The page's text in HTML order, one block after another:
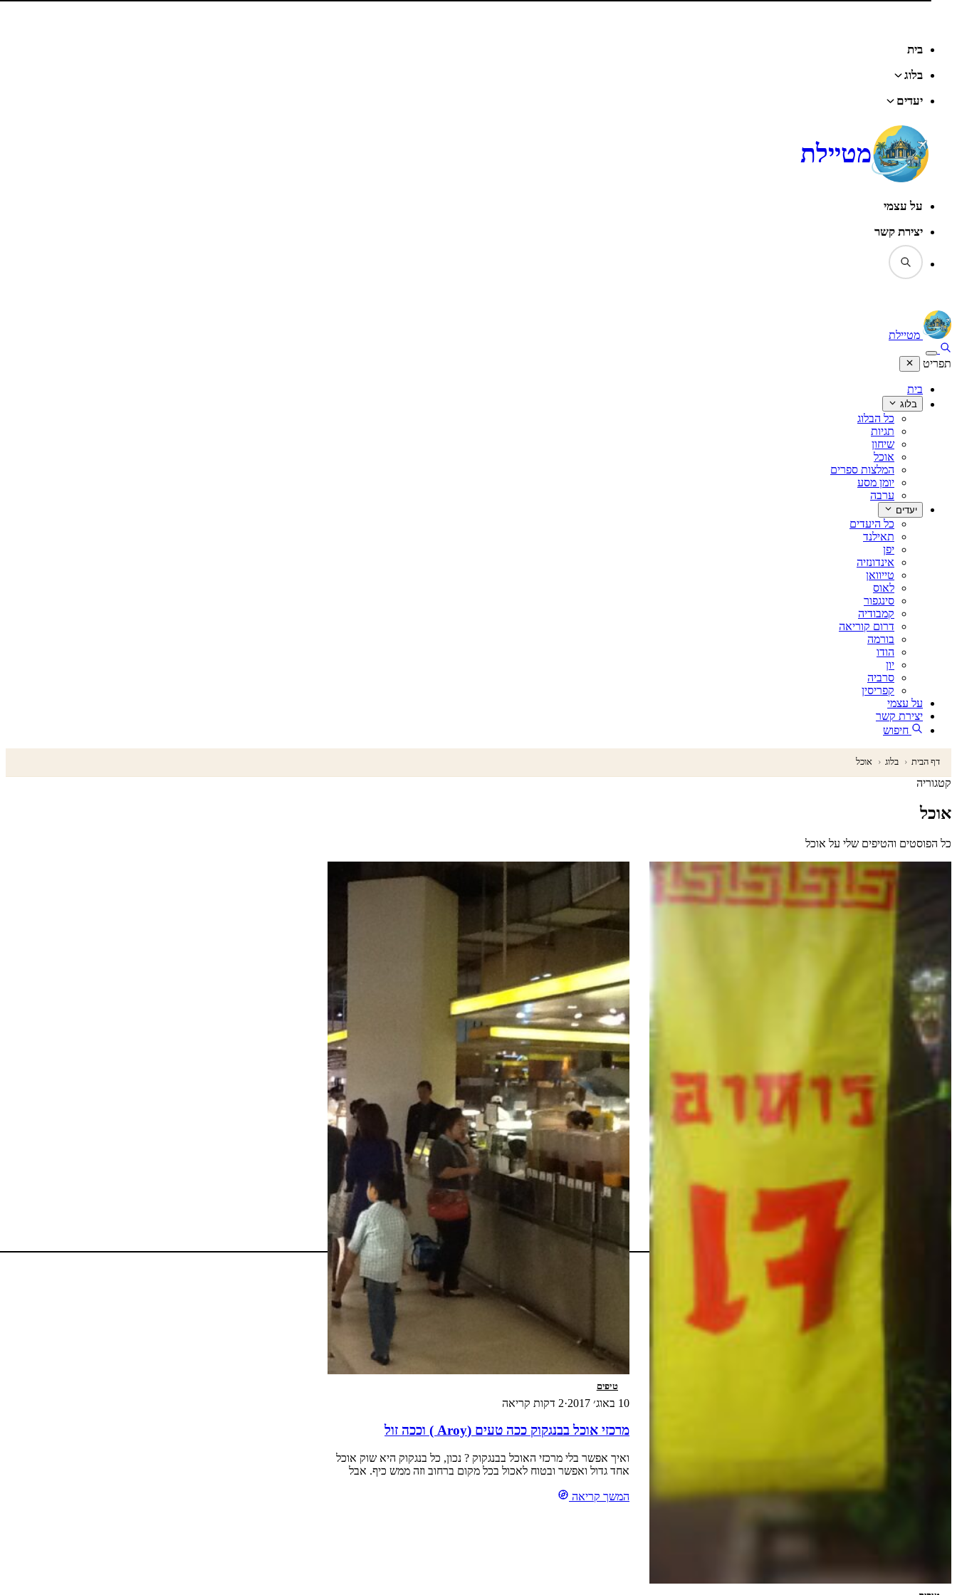
בית
בלוג
יעדים
מטיילת
על עצמי
יצירת קשר
מטיילת
תפריט
בית
בלוג
כל הבלוג
תגיות
שיחון
אוכל
המלצות ספרים
יומן מסע
ערבה
יעדים
כל היעדים
תאילנד
יפן
אינדונזיה
טייוואן
לאוס
סינגפור
קמבודיה
דרום קוריאה
בורמה
הודו
יון
סרביה
קפריסין
על עצמי
יצירת קשר
חיפוש
דף הבית ‹ בלוג ‹ אוכל
קטגוריה
אוכל
כל הפוסטים והטיפים שלי על אוכל
טיפים
10 באוג׳ 2017 ·2 דקות קריאה
מרכזי אוכל בבנגקוק ככה טעים (Aroy ) וככה זול
ואיך אפשר בלי מרכזי האוכל בבנגקוק ? נכון, כל בנגקוק היא שוק אוכל
אחד גדול ואפשר ובטוח לאכול בכל מקום ברחוב וזה ממש כיף. אבל
המשך קריאה